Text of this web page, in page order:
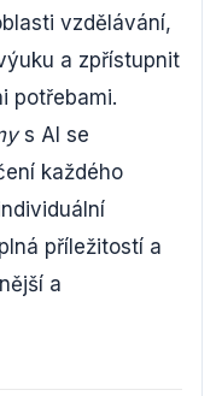
vzdělávání,
a zpřístupnit
potřebami.
s AI se
každého
příležitostí a
a